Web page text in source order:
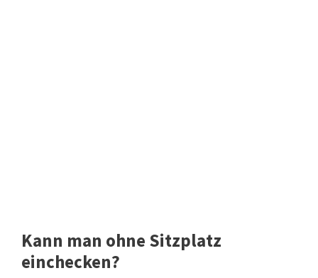
Kann man ohne Sitzplatz
einchecken?